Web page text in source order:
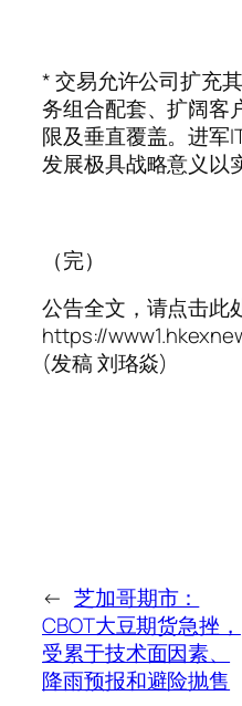
* 交易允许公司扩充
务组合配套、扩阔客
限及垂直覆盖。进军
发展极具战略意义以
（完）
公告全文，请点击此
https://
(发稿 刘珞焱)
← 芝加哥期市：
CBOT大豆期货急挫，
受累于技术面因素、
降雨预报和避险抛售